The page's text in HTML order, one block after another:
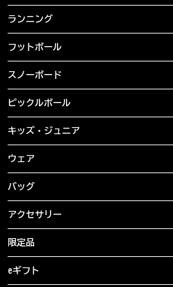
ランニング
フットボール
スノーボード
ピックルボール
キッズ・ジュニア
ウェア
バッグ
アクセサリー
限定品
eギフト